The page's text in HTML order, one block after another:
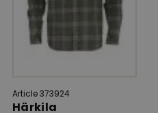
Article 373924
Härkila